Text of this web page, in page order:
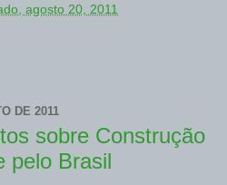
agosto 20, 2011
DE 2011
sobre Construção
pelo Brasil